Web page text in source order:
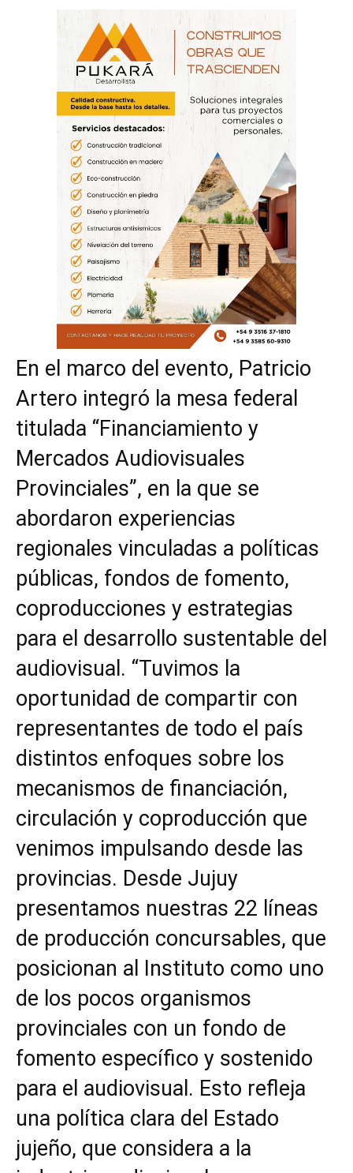
En el marco del evento, Patricio
Artero integró la mesa federal
titulada “Financiamiento y
Mercados Audiovisuales
Provinciales”, en la que se
abordaron experiencias
regionales vinculadas a políticas
públicas, fondos de fomento,
coproducciones y estrategias
para el desarrollo sustentable del
audiovisual. “Tuvimos la
oportunidad de compartir con
representantes de todo el país
distintos enfoques sobre los
mecanismos de financiación,
circulación y coproducción que
venimos impulsando desde las
provincias. Desde Jujuy
presentamos nuestras 22 líneas
de producción concursables, que
posicionan al Instituto como uno
de los pocos organismos
provinciales con un fondo de
fomento específico y sostenido
para el audiovisual. Esto refleja
una política clara del Estado
jujeño, que considera a la